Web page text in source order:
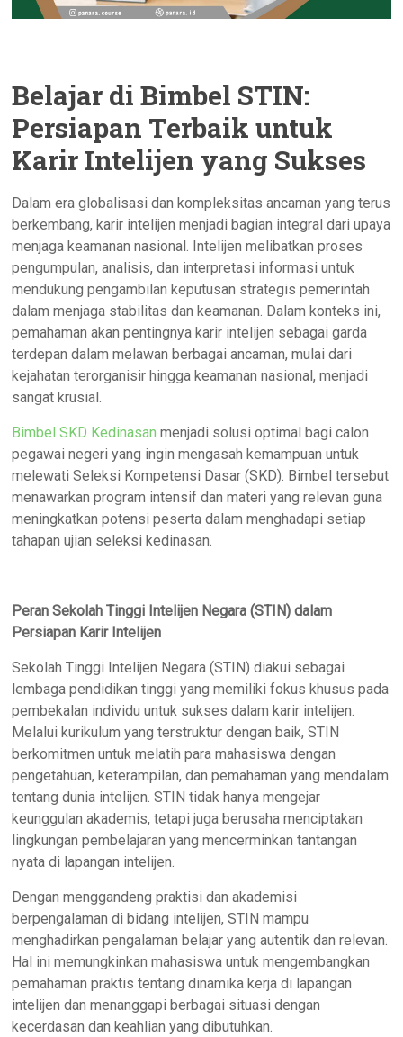
Belajar di Bimbel STIN:
Persiapan Terbaik untuk
Karir Intelijen yang Sukses
Dalam era globalisasi dan kompleksitas ancaman yang terus
berkembang, karir intelijen menjadi bagian integral dari upaya
menjaga keamanan nasional. Intelijen melibatkan proses
pengumpulan, analisis, dan interpretasi informasi untuk
mendukung pengambilan keputusan strategis pemerintah
dalam menjaga stabilitas dan keamanan. Dalam konteks ini,
pemahaman akan pentingnya karir intelijen sebagai garda
terdepan dalam melawan berbagai ancaman, mulai dari
kejahatan terorganisir hingga keamanan nasional, menjadi
sangat krusial.
Bimbel SKD Kedinasan menjadi solusi optimal bagi calon
pegawai negeri yang ingin mengasah kemampuan untuk
melewati Seleksi Kompetensi Dasar (SKD). Bimbel tersebut
menawarkan program intensif dan materi yang relevan guna
meningkatkan potensi peserta dalam menghadapi setiap
tahapan ujian seleksi kedinasan.
Peran Sekolah Tinggi Intelijen Negara (STIN) dalam
Persiapan Karir Intelijen
Sekolah Tinggi Intelijen Negara (STIN) diakui sebagai
lembaga pendidikan tinggi yang memiliki fokus khusus pada
pembekalan individu untuk sukses dalam karir intelijen.
Melalui kurikulum yang terstruktur dengan baik, STIN
berkomitmen untuk melatih para mahasiswa dengan
pengetahuan, keterampilan, dan pemahaman yang mendalam
tentang dunia intelijen. STIN tidak hanya mengejar
keunggulan akademis, tetapi juga berusaha menciptakan
lingkungan pembelajaran yang mencerminkan tantangan
nyata di lapangan intelijen.
Dengan menggandeng praktisi dan akademisi
berpengalaman di bidang intelijen, STIN mampu
menghadirkan pengalaman belajar yang autentik dan relevan.
Hal ini memungkinkan mahasiswa untuk mengembangkan
pemahaman praktis tentang dinamika kerja di lapangan
intelijen dan menanggapi berbagai situasi dengan
kecerdasan dan keahlian yang dibutuhkan.